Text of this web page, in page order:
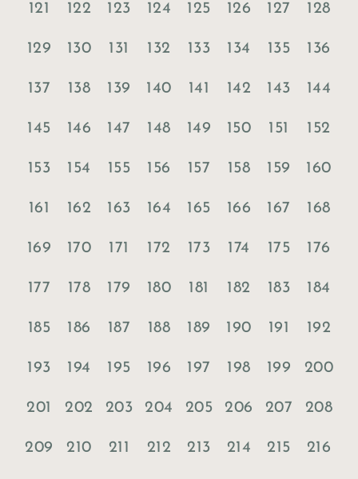
121 122 123 124 125 126 127 128
129 130 131 132 133 134 135 136
137 138 139 140 141 142 143 144
145 146 147 148 149 150 151 152
153 154 155 156 157 158 159 160
161 162 163 164 165 166 167 168
169 170 171 172 173 174 175 176
177 178 179 180 181 182 183 184
185 186 187 188 189 190 191 192
193 194 195 196 197 198 199 200
201 202 203 204 205 206 207 208
209 210 211 212 213 214 215 216